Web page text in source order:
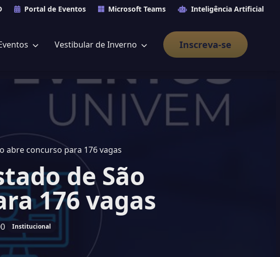
Portal de Eventos Microsoft Teams Inteligência Artificial
Vestibular de Inverno Inscreva-se
abre concurso para 176 vagas
de São
176 vagas
Institucional